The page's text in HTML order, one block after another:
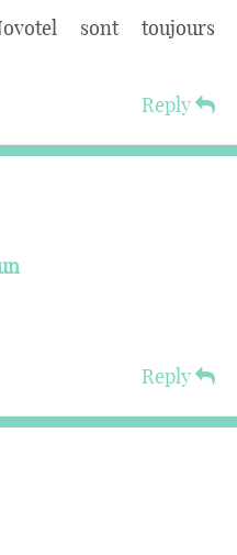
sont toujours
Reply
Reply